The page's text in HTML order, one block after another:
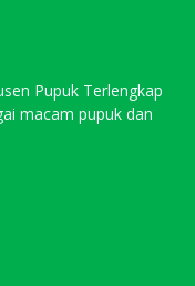
Pupuk Terlengkap
macam pupuk dan